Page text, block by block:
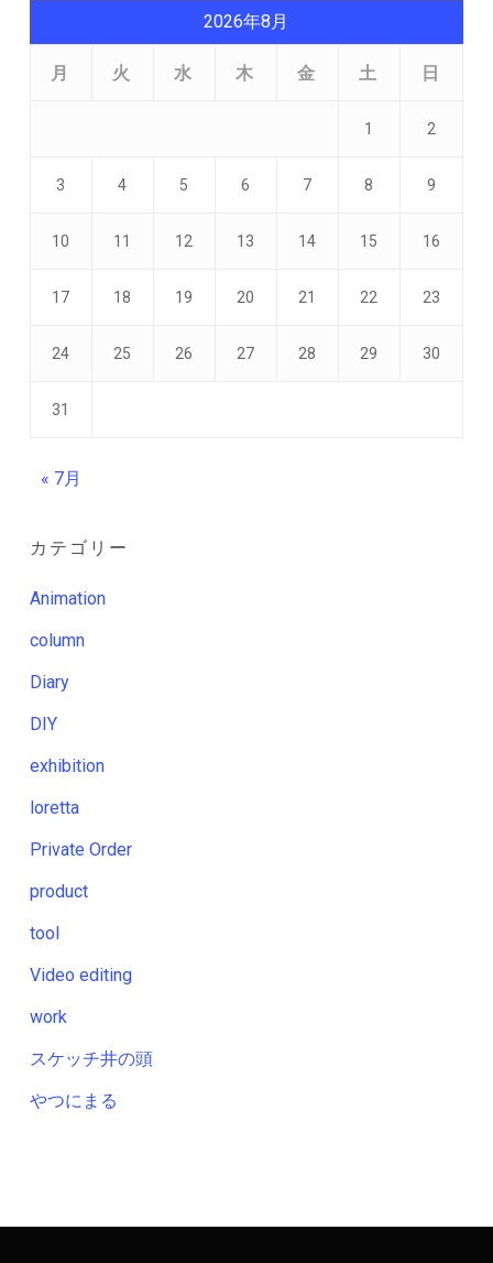
2026年8月
月 火 水 木 金 土 日
1 2
3 4 5 6 7 8 9
10 11 12 13 14 15 16
17 18 19 20 21 22 23
24 25 26 27 28 29 30
31
« 7月
カテゴリー
Animation
column
Diary
DIY
exhibition
loretta
Private Order
product
tool
Video editing
work
スケッチ井の頭
やつにまる